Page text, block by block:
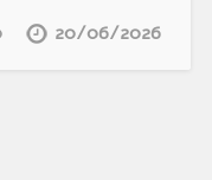
20/06/2026